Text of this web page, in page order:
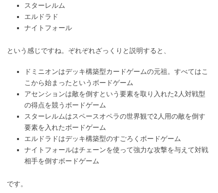
スターレルム
エルドラド
ナイトフォール
という感じですね。ぞれぞれざっくりと説明すると、
ドミニオンはデッキ構築型カードゲームの元祖。すべてはこ
こから始まったというボードゲーム
アセンションは敵を倒すという要素を取り入れた2人対戦型
の得点を競うボードゲーム
スターレルムはスペースオペラの世界観で2人用の敵を倒す
要素を入れたボードゲーム
エルドラドはデッキ構築型のすごろくボードゲーム
ナイトフォールはチェーンを使って強力な攻撃を与えて対戦
相手を倒すボードゲーム
です。